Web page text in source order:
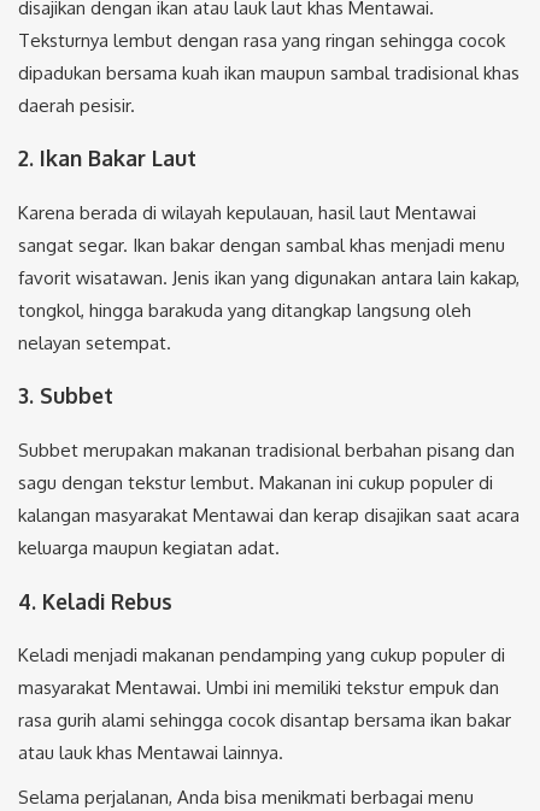
disajikan dengan ikan atau lauk laut khas Mentawai.
Teksturnya lembut dengan rasa yang ringan sehingga cocok
dipadukan bersama kuah ikan maupun sambal tradisional khas
daerah pesisir.
2. Ikan Bakar Laut
Karena berada di wilayah kepulauan, hasil laut Mentawai
sangat segar. Ikan bakar dengan sambal khas menjadi menu
favorit wisatawan. Jenis ikan yang digunakan antara lain kakap,
tongkol, hingga barakuda yang ditangkap langsung oleh
nelayan setempat.
3. Subbet
Subbet merupakan makanan tradisional berbahan pisang dan
sagu dengan tekstur lembut. Makanan ini cukup populer di
kalangan masyarakat Mentawai dan kerap disajikan saat acara
keluarga maupun kegiatan adat.
4. Keladi Rebus
Keladi menjadi makanan pendamping yang cukup populer di
masyarakat Mentawai. Umbi ini memiliki tekstur empuk dan
rasa gurih alami sehingga cocok disantap bersama ikan bakar
atau lauk khas Mentawai lainnya.
Selama perjalanan, Anda bisa menikmati berbagai menu